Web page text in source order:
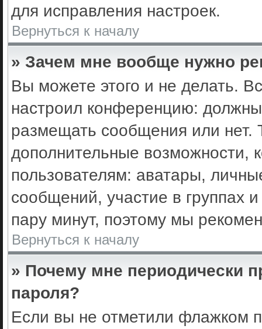
для исправления настроек.
Вернуться к началу
» Зачем мне вообще нужно
Вы можете этого и не делать.
настроил конференцию:
размещать сообщения или нет.
дополнительные возможности,
пользователям: аватары,
сообщений, участие в группах
пару минут, поэтому мы
Вернуться к началу
» Почему мне периодически
пароля?
Если вы не отметили флажком